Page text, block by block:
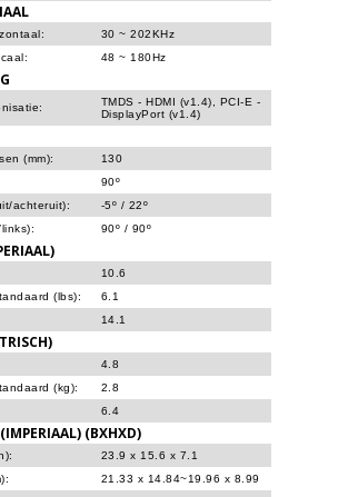
30 ~ 202KHz
48 ~ 180Hz
TMDS - HDMI (v1.4), PCI-E -
DisplayPort (v1.4)
(mm):
130
90º
achteruit):
-5º / 22º
90º / 90º
10.6
(lbs):
6.1
14.1
4.8
(kg):
2.8
6.4
(BXHXD)
23.9 x 15.6 x 7.1
21.33 x 14.84~19.96 x 8.99